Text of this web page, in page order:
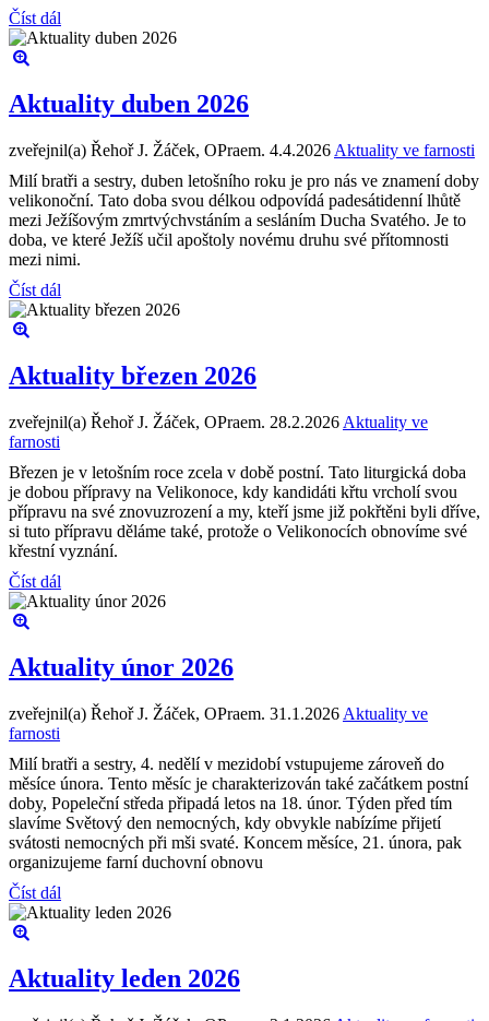
Číst dál
Aktuality duben 2026
zveřejnil(a) Řehoř J. Žáček, OPraem. 4.4.2026 Aktuality ve farnosti
Milí bratři a sestry, duben letošního roku je pro nás ve znamení doby
velikonoční. Tato doba svou délkou odpovídá padesátidenní lhůtě
mezi Ježíšovým zmrtvýchvstáním a sesláním Ducha Svatého. Je to
doba, ve které Ježíš učil apoštoly novému druhu své přítomnosti
mezi nimi.
Číst dál
Aktuality březen 2026
zveřejnil(a) Řehoř J. Žáček, OPraem. 28.2.2026 Aktuality ve
farnosti
Březen je v letošním roce zcela v době postní. Tato liturgická doba
je dobou přípravy na Velikonoce, kdy kandidáti křtu vrcholí svou
přípravu na své znovuzrození a my, kteří jsme již pokřtěni byli dříve,
si tuto přípravu děláme také, protože o Velikonocích obnovíme své
křestní vyznání.
Číst dál
Aktuality únor 2026
zveřejnil(a) Řehoř J. Žáček, OPraem. 31.1.2026 Aktuality ve
farnosti
Milí bratři a sestry, 4. nedělí v mezidobí vstupujeme zároveň do
měsíce února. Tento měsíc je charakterizován také začátkem postní
doby, Popeleční středa připadá letos na 18. únor. Týden před tím
slavíme Světový den nemocných, kdy obvykle nabízíme přijetí
svátosti nemocných při mši svaté. Koncem měsíce, 21. února, pak
organizujeme farní duchovní obnovu
Číst dál
Aktuality leden 2026